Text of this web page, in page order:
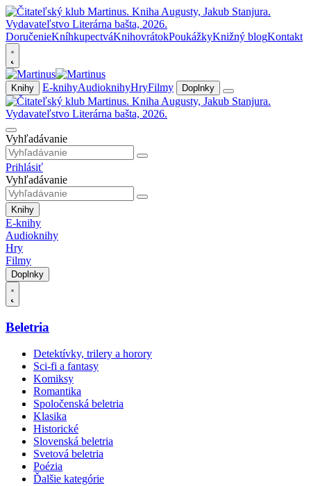
DoručenieKníhkupectváKnihovrátokPoukážkyKnižný blogKontakt
Knihy E-knihyAudioknihyHryFilmy Doplnky
Vyhľadávanie
Prihlásiť
Vyhľadávanie
Knihy
E-knihy
Audioknihy
Hry
Filmy
Doplnky
Beletria
Detektívky, trilery a horory
Sci-fi a fantasy
Komiksy
Romantika
Spoločenská beletria
Klasika
Historické
Slovenská beletria
Svetová beletria
Poézia
Ďalšie kategórie